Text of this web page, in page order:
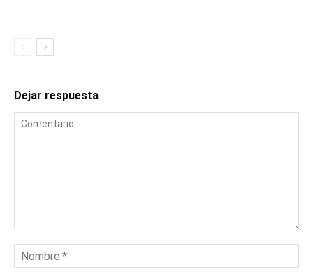
Dejar respuesta